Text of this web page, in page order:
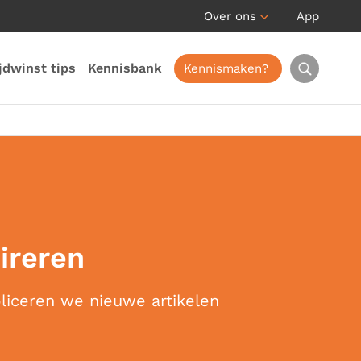
Over ons App
tips Kennisbank Kennismaken?
we nieuwe artikelen